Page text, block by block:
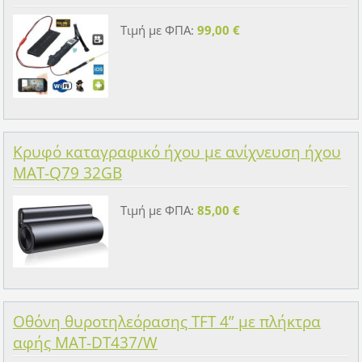
Τιμή με ΦΠΑ: 99,00 €
Κρυφό καταγραφικό ήχου με ανίχνευση ήχου
MAT-Q79 32GB
Τιμή με ΦΠΑ: 85,00 €
Οθόνη θυροτηλεόρασης TFT 4” με πλήκτρα
αφής MAT-DT437/W